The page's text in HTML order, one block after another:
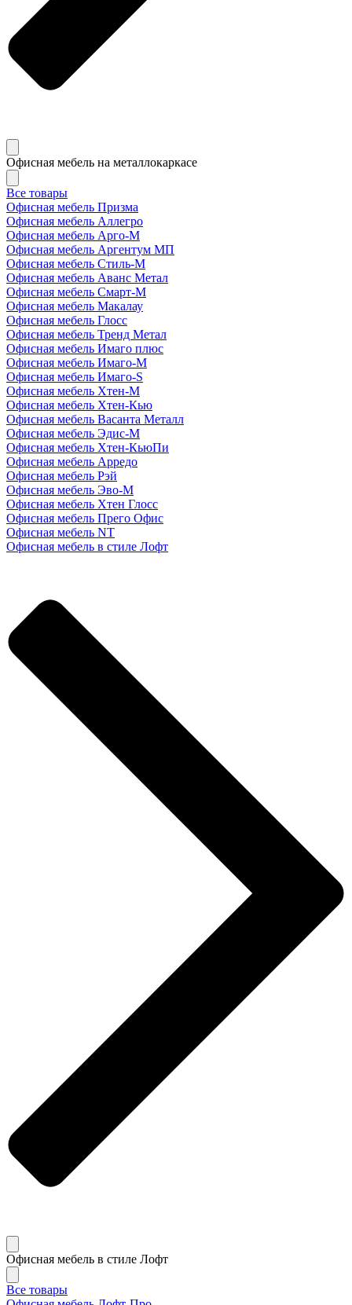
Офисная мебель на металлокаркасе
Все товары
Офисная мебель Призма
Офисная мебель Аллегро
Офисная мебель Арго-М
Офисная мебель Аргентум МП
Офисная мебель Стиль-М
Офисная мебель Аванс Метал
Офисная мебель Смарт-М
Офисная мебель Макалау
Офисная мебель Глосс
Офисная мебель Тренд Метал
Офисная мебель Имаго плюс
Офисная мебель Имаго-М
Офисная мебель Имаго-S
Офисная мебель Хтен-M
Офисная мебель Хтен-Кью
Офисная мебель Васанта Металл
Офисная мебель Эдис-M
Офисная мебель Хтен-КьюПи
Офисная мебель Арредо
Офисная мебель Рэй
Офисная мебель Эво-M
Офисная мебель Хтен Глосс
Офисная мебель Прего Офис
Офисная мебель NT
Офисная мебель в стиле Лофт
Офисная мебель в стиле Лофт
Все товары